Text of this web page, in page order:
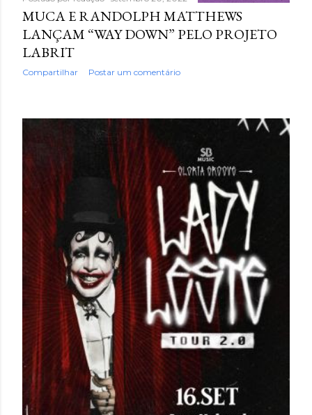
MUCA E RANDOLPH MATTHEWS
LANÇAM “WAY DOWN” PELO PROJETO
LABRIT
Compartilhar Postar um comentário